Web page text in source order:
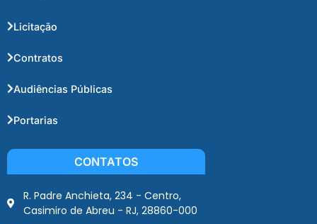
Licitação
Contratos
Audiências Públicas
Portarias
CONTATOS
R. Padre Anchieta, 234 - Centro,
Casimiro de Abreu - RJ, 28860-000